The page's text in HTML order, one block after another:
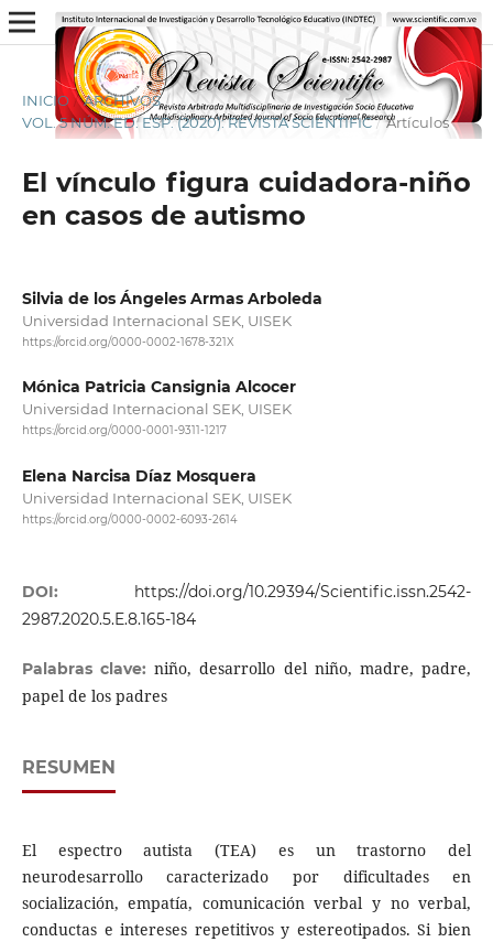
INICIO / ARCHIVOS /
VOL. 5 NÚM. ED. ESP. (2020): REVISTA SCIENTIFIC / Artículos
El vínculo figura cuidadora-niño
en casos de autismo
Silvia de los Ángeles Armas Arboleda
Universidad Internacional SEK, UISEK
https://orcid.org/0000-0002-1678-321X
Mónica Patricia Cansignia Alcocer
Universidad Internacional SEK, UISEK
https://orcid.org/0000-0001-9311-1217
Elena Narcisa Díaz Mosquera
Universidad Internacional SEK, UISEK
https://orcid.org/0000-0002-6093-2614
DOI: https://doi.org/10.29394/Scientific.issn.2542-
2987.2020.5.E.8.165-184
Palabras clave:niño, desarrollo del niño, madre, padre,
papel de los padres
RESUMEN
El espectro autista (TEA) es un trastorno del
neurodesarrollo caracterizado por dificultades en
socialización, empatía, comunicación verbal y no verbal,
conductas e intereses repetitivos y estereotipados. Si bien